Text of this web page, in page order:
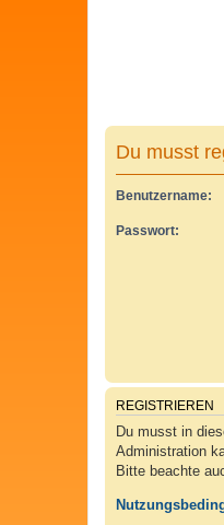
Du musst
Benutzername:
Passwort:
REGISTRIEREN
Du musst in
Administration
Bitte beachte